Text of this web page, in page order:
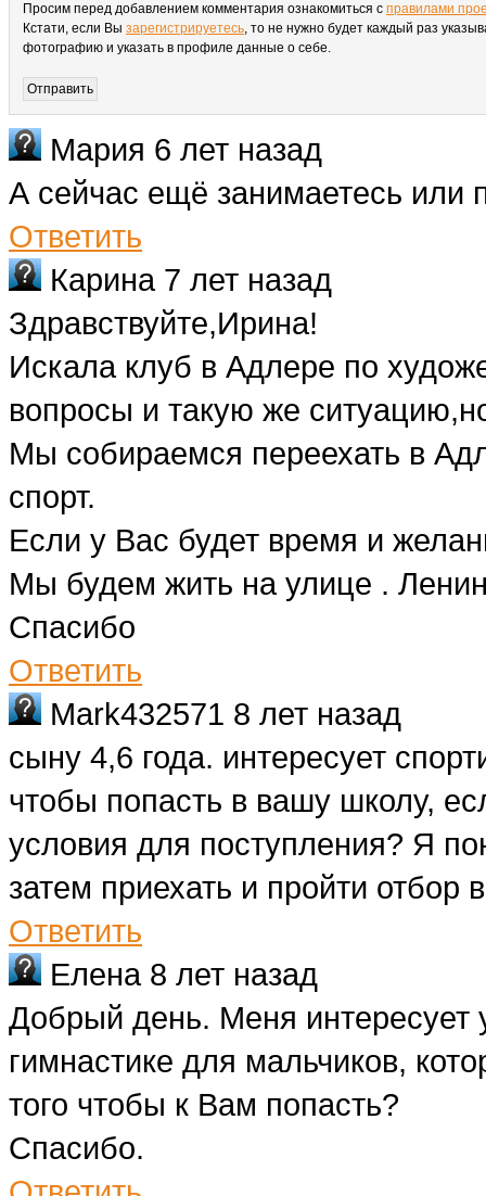
Просим перед добавлением комментария ознакомиться с правилами
Кстати, если Вы зарегистрируетесь, то не нужно будет каждый раз
фотографию и указать в профиле данные о себе.
Мария 6 лет назад
А сейчас ещё занимаетесь или
Ответить
Карина 7 лет назад
Здравствуйте,Ирина!
Искала клуб в Адлере по
вопросы и такую же
Мы собираемся переехать в
спорт.
Если у Вас будет время и
Мы будем жить на улице .
Спасибо
Ответить
Mark432571 8 лет назад
сыну 4,6 года. интересует
чтобы попасть в вашу школу,
условия для поступления? Я
затем приехать и пройти
Ответить
Елена 8 лет назад
Добрый день. Меня интересует
гимнастике для мальчиков,
того чтобы к Вам попасть?
Спасибо.